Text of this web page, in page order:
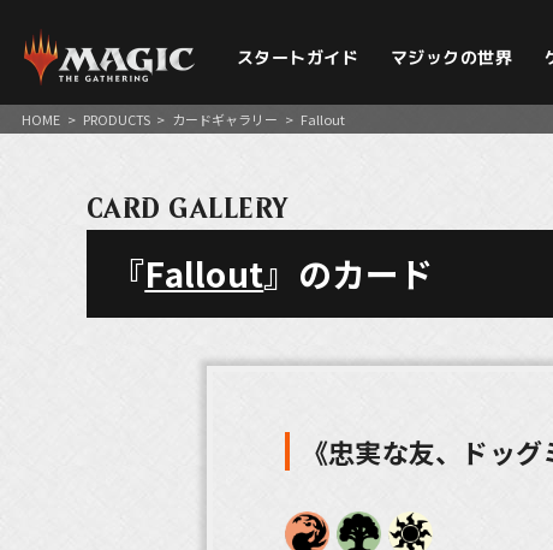
スタートガイド マジックの世界
HOME > PRODUCTS > カードギャラリー > Fallout
CARD GALLERY
『Fallout』のカード
《忠実な友、ドッグ